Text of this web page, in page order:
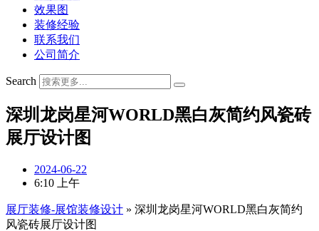
效果图
装修经验
联系我们
公司简介
Search
深圳龙岗星河WORLD黑白灰简约风瓷砖
展厅设计图
2024-06-22
6:10 上午
展厅装修-展馆装修设计 » 深圳龙岗星河WORLD黑白灰简约
风瓷砖展厅设计图